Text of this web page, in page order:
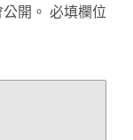
開。 必填欄位